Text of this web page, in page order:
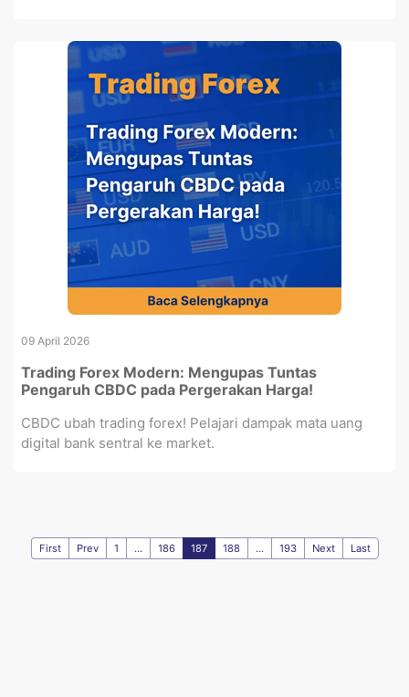
09 April 2026
Trading Forex Modern: Mengupas Tuntas
Pengaruh CBDC pada Pergerakan Harga!
CBDC ubah trading forex! Pelajari dampak mata uang
digital bank sentral ke market.
First Prev 1 ... 186 187 188 ... 193 Next Last